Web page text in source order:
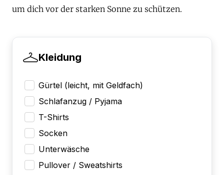
um dich vor der starken Sonne zu schützen.
Kleidung
Gürtel (leicht, mit Geldfach)
Schlafanzug / Pyjama
T-Shirts
Socken
Unterwäsche
Pullover / Sweatshirts